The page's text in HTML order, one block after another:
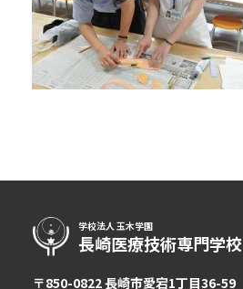
学校法人 玉木学園
長崎医療技術専門学校
〒850-0822 長崎市愛宕1丁目36-59